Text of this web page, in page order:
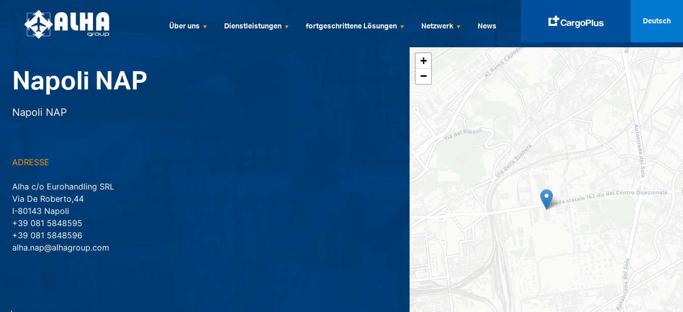
Über uns Dienstleistungen fortgeschrittene Lösungen Netzwerk News
Deutsch
English
Italiano
Spanish
Français
Deutsch
русский
العربية
Napoli NAP
Napoli NAP
ADRESSE
Alha c/o Eurohandling SRL
Via De Roberto,44
I-80143 Napoli
+39 081 5848595
+39 081 5848596
alha.nap@alhagroup.com
+
−